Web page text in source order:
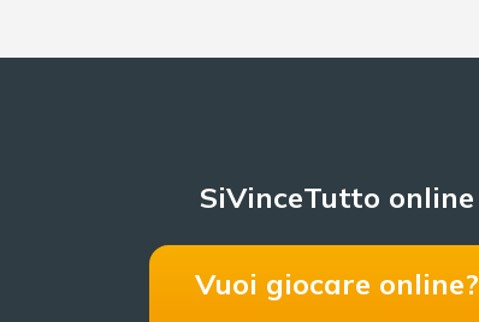
SiVinceTutto online
Vuoi giocare online?